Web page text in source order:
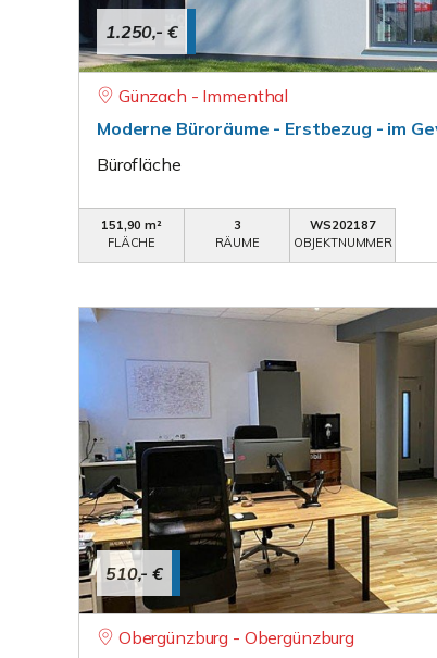
1.250,- €
Günzach - Immenthal
Moderne Büroräume - Erstbezug - im
Bürofläche
151,90 m²
FLÄCHE
3
RÄUME
WS202187
OBJEKTNUMMER
510,- €
Obergünzburg - Obergünzburg